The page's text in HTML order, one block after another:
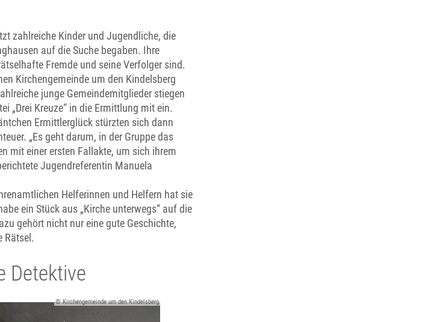
zahlreiche Kinder und Jugendliche, die
auf die Suche begaben. Ihre
Fremde und seine Verfolger sind.
Kirchengemeinde um den Kindelsberg
junge Gemeindemitglieder stiegen
„Drei Kreuze“ in die Ermittlung mit ein.
Ermittlerglück stürzten sich dann
„Es geht darum, in der Gruppe das
mit einer ersten Fallakte, um sich ihrem
Jugendreferentin Manuela
Helferinnen und Helfern hat sie
ein Stück aus „Kirche unterwegs“ auf die
gehört nicht nur eine gute Geschichte,
Rätsel.
Detektive
© Kirchengemeinde um den Kindelsberg